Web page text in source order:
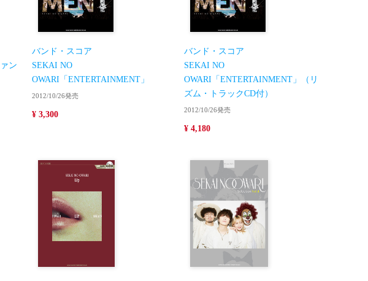
ン
バンド・スコア
SEKAI NO
OWARI「ENTERTAINMENT」
2012/10/26発売
¥ 3,300
バンド・スコア
SEKAI NO
OWARI「ENTERTAINMENT」（リ
ズム・トラックCD付）
2012/10/26発売
¥ 4,180